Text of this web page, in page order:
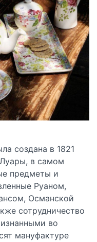
создана в 1821
в самом
предметы и
Руаном,
Османской
сотрудничество
во
мануфактуре